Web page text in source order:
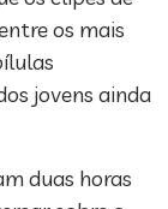
os mais
jovens ainda
duas horas